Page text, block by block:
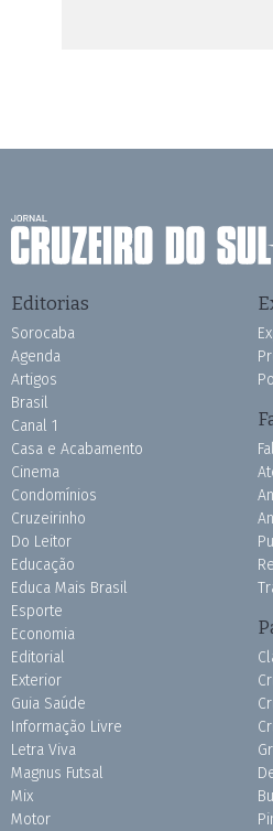
Editorias
Sorocaba
Agenda
Artigos
Brasil
Canal 1
Casa e Acabamento
Cinema
Condomínios
Cruzeirinho
Do Leitor
Educação
Educa Mais Brasil
Esporte
Economia
Editorial
Exterior
Guia Saúde
Informação Livre
Letra Viva
Magnus Futsal
Mix
Motor